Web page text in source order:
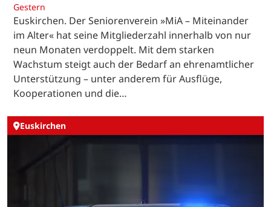
Gestern
Euskirchen. Der Seniorenverein »MiA – Miteinander
im Alter« hat seine Mitgliederzahl innerhalb von nur
neun Monaten verdoppelt. Mit dem starken
Wachstum steigt auch der Bedarf an ehrenamtlicher
Unterstützung – unter anderem für Ausflüge,
Kooperationen und die…
Euskirchen